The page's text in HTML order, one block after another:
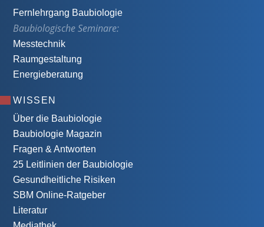
Fernlehrgang Baubiologie
Baubiologische Seminare:
Messtechnik
Raumgestaltung
Energieberatung
WISSEN
Über die Baubiologie
Baubiologie Magazin
Fragen & Antworten
25 Leitlinien der Baubiologie
Gesundheitliche Risiken
SBM Online-Ratgeber
Literatur